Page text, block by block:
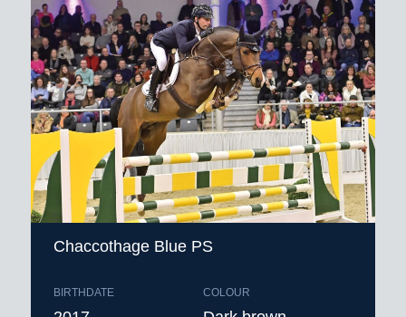
Dekgeld bedraagt € 1.300,- (vaste
kosten € 650,- + € 650,- bij dracht)
excl. BTW afdracht, toeslag
gezondheidscertificaat* en
verzendkosten buitenland
* zie toelichting leveringsvoorwaarden.
Bestellen op maandag t/m vrijdag voor
9u, levering de volgende dag
Chaccothage Blue PS
BIRTHDATE COLOUR